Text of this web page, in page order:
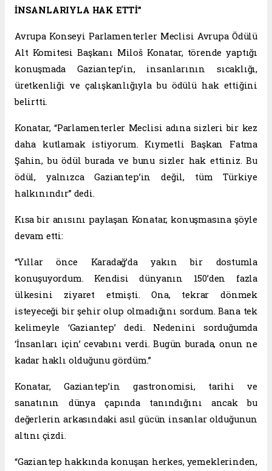
İNSANLARIYLA HAK ETTİ”
Avrupa Konseyi Parlamenterler Meclisi Avrupa Ödülü
Alt Komitesi Başkanı Miloš Konatar, törende yaptığı
konuşmada Gaziantep’in, insanlarının sıcaklığı,
üretkenliği ve çalışkanlığıyla bu ödülü hak ettiğini
belirtti.
Konatar, “Parlamenterler Meclisi adına sizleri bir kez
daha kutlamak istiyorum. Kıymetli Başkan Fatma
Şahin, bu ödül burada ve bunu sizler hak ettiniz. Bu
ödül, yalnızca Gaziantep’in değil, tüm Türkiye
halkınındır” dedi.
Kısa bir anısını paylaşan Konatar, konuşmasına şöyle
devam etti:
“Yıllar önce Karadağ’da yakın bir dostumla
konuşuyordum. Kendisi dünyanın 150’den fazla
ülkesini ziyaret etmişti. Ona, tekrar dönmek
isteyeceği bir şehir olup olmadığını sordum. Bana tek
kelimeyle ‘Gaziantep’ dedi. Nedenini sorduğumda
‘İnsanları için’ cevabını verdi. Bugün burada, onun ne
kadar haklı olduğunu gördüm.”
Konatar, Gaziantep’in gastronomisi, tarihi ve
sanatının dünya çapında tanındığını ancak bu
değerlerin arkasındaki asıl gücün insanlar olduğunun
altını çizdi.
“Gaziantep hakkında konuşan herkes, yemeklerinden,